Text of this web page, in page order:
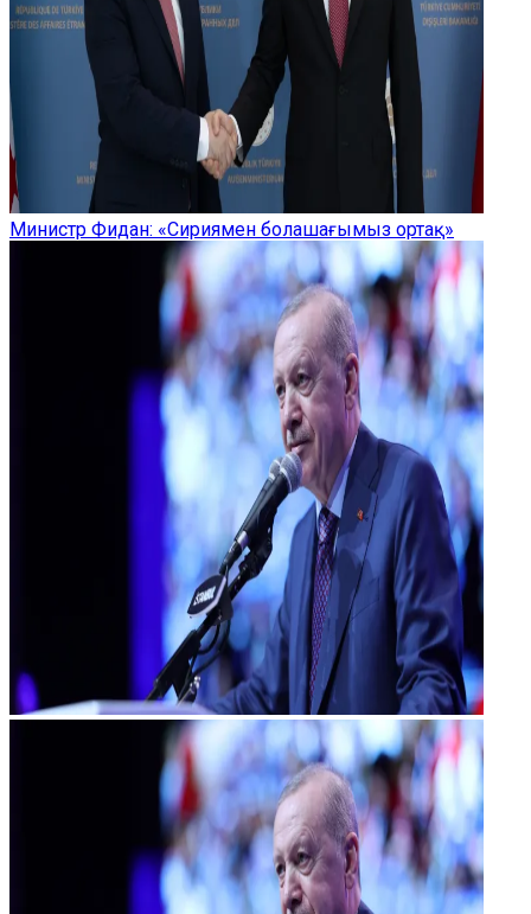
Министр Фидан: «Сириямен болашағымыз ортақ»